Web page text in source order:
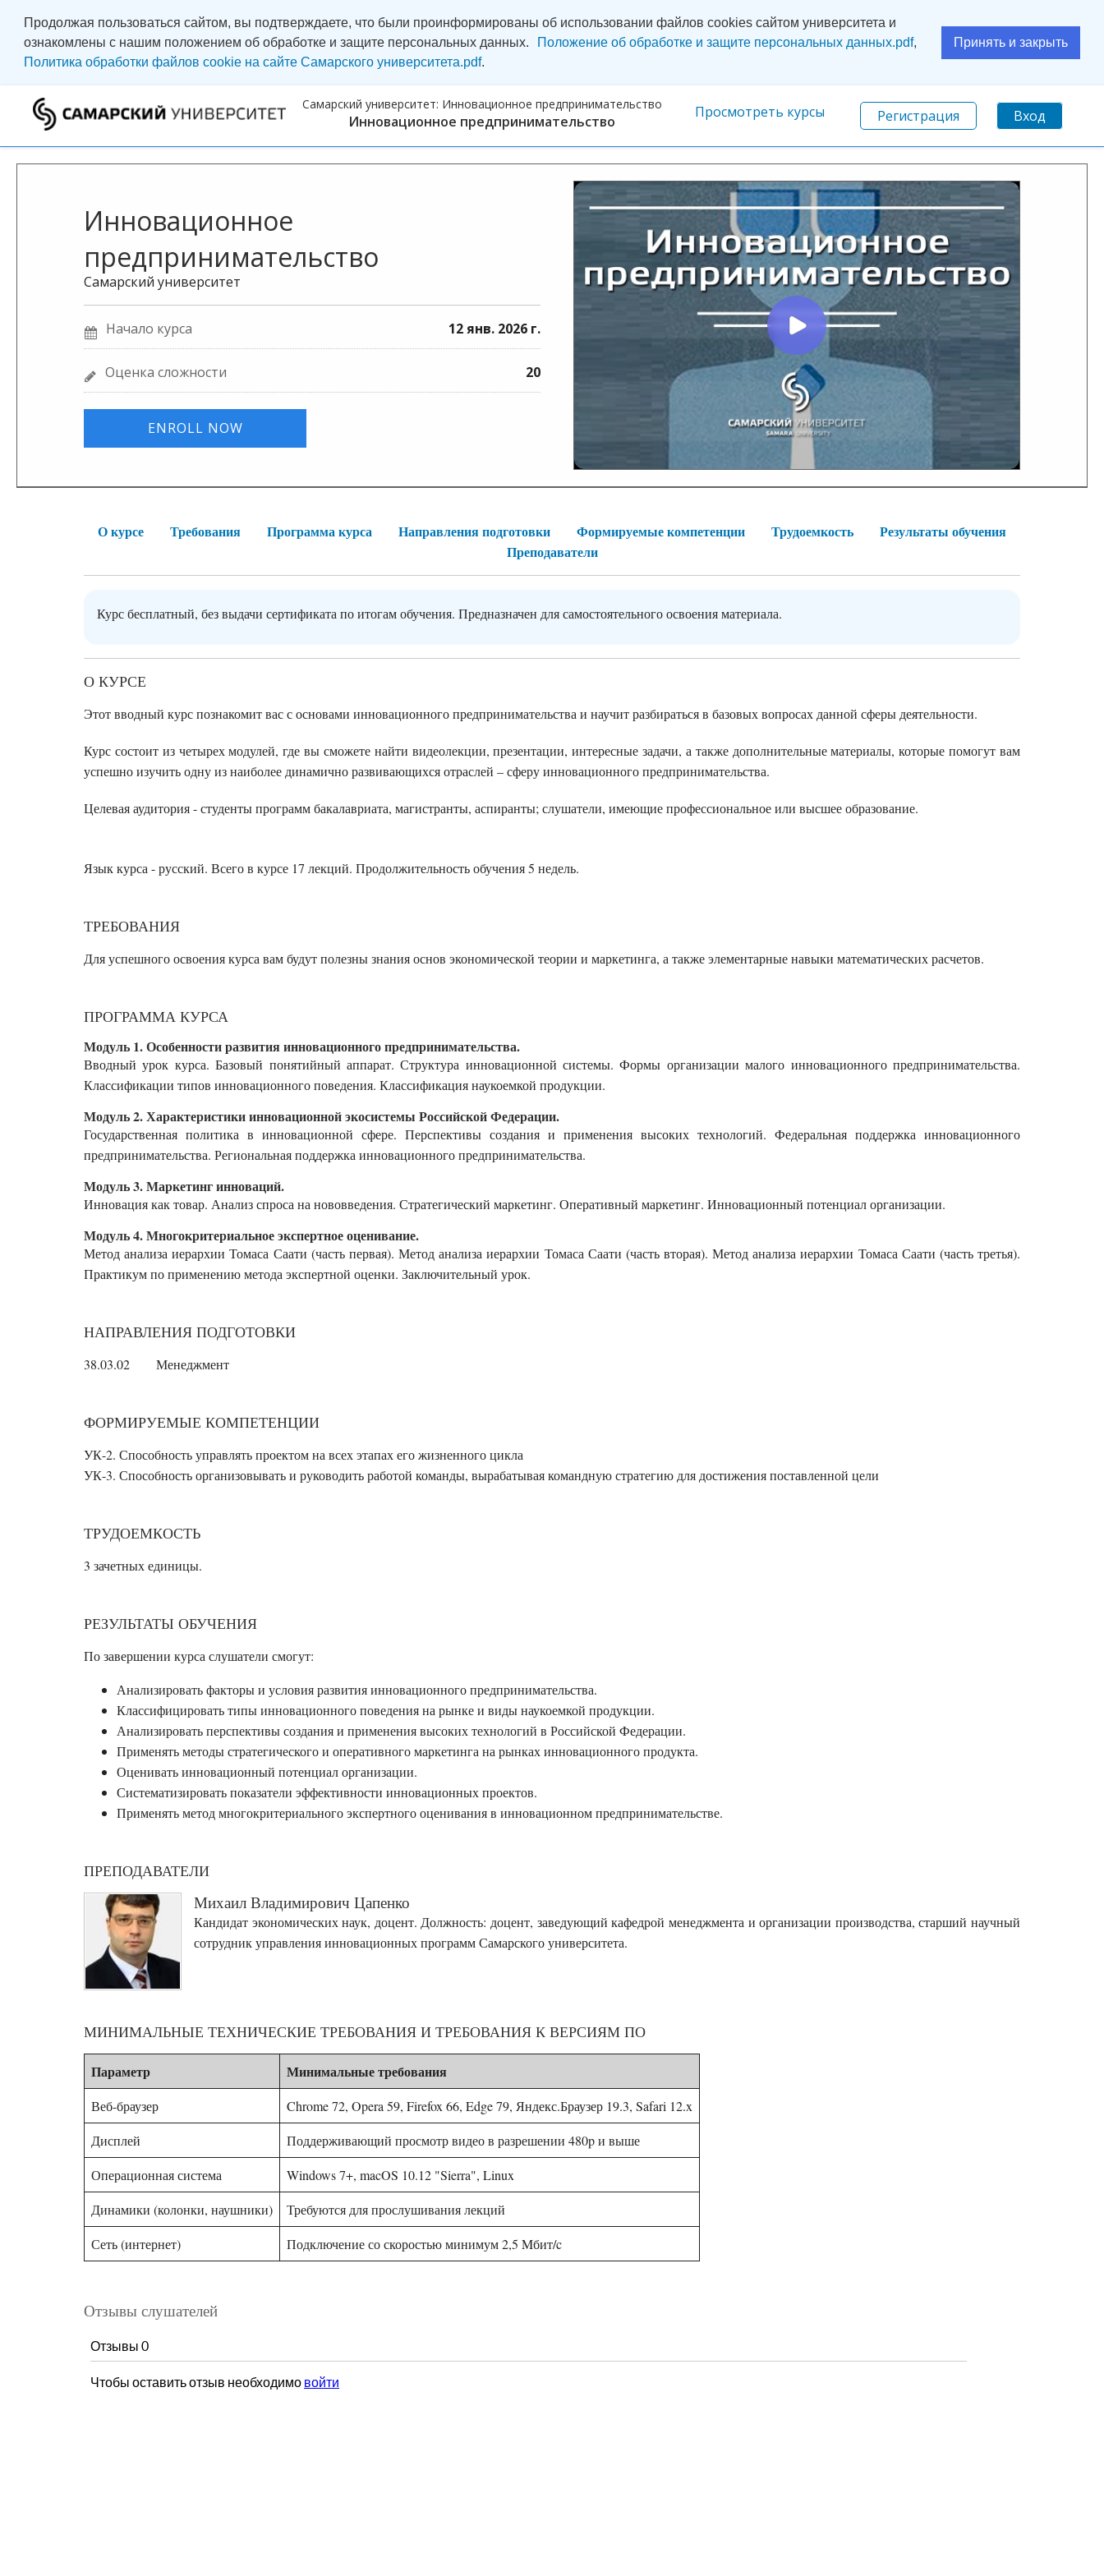
Продолжая пользоваться сайтом, вы подтверждаете, что были проинформированы об использовании файлов cookies сайтом университета и
ознакомлены с нашим положением об обработке и защите персональных данных.
Положение об обработке и защите персональных данных.pdf,
Политика обработки файлов cookie на сайте Самарского университета.pdf.
Принять и закрыть
Самарский университет: Инновационное предпринимательство
Инновационное предпринимательство
Просмотреть курсы Регистрация Вход
Инновационное
предпринимательство
Самарский университет
Начало курса 12 янв. 2026 г.
Оценка сложности 20
ENROLL NOW
О курсе Требования Программа курса Направления подготовки Формируемые компетенции Трудоемкость
Результаты обучения
Преподаватели
Курс бесплатный, без выдачи сертификата по итогам обучения. Предназначен для самостоятельного освоения материала.
О КУРСЕ
Этот вводный курс познакомит вас с основами инновационного предпринимательства и научит разбираться в базовых вопросах данной сферы деятельности.
Курс состоит из четырех модулей, где вы сможете найти видеолекции, презентации, интересные задачи, а также дополнительные материалы, которые помогут вам
успешно изучить одну из наиболее динамично развивающихся отраслей – сферу инновационного предпринимательства.
Целевая аудитория - студенты программ бакалавриата, магистранты, аспиранты; слушатели, имеющие профессиональное или высшее образование.
Язык курса - русский. Всего в курсе 17 лекций. Продолжительность обучения5 недель.
ТРЕБОВАНИЯ
Для успешного освоения курса вам будут полезны знания основ экономической теории и маркетинга, а также элементарные навыки математических расчетов.
ПРОГРАММА КУРСА
Модуль 1. Особенности развития инновационного предпринимательства.
Вводный урок курса. Базовый понятийный аппарат. Структура инновационной системы. Формы организации малого инновационного предпринимательства.
Классификации типов инновационного поведения. Классификация наукоемкой продукции.
Модуль 2. Характеристики инновационной экосистемы Российской Федерации.
Государственная политика в инновационной сфере. Перспективы создания и применения высоких технологий. Федеральная поддержка инновационного
предпринимательства. Региональная поддержка инновационного предпринимательства.
Модуль 3. Маркетинг инноваций.
Инновация как товар. Анализ спроса на нововведения. Стратегический маркетинг. Оперативный маркетинг. Инновационный потенциал организации.
Модуль 4. Многокритериальное экспертное оценивание.
Метод анализа иерархии Томаса Саати (часть первая). Метод анализа иерархии Томаса Саати (часть вторая). Метод анализа иерархии Томаса Саати (часть третья).
Практикум по применению метода экспертной оценки. Заключительный урок.
НАПРАВЛЕНИЯ ПОДГОТОВКИ
38.03.02 Менеджмент
ФОРМИРУЕМЫЕ КОМПЕТЕНЦИИ
УК-2. Способность управлять проектом на всех этапах его жизненного цикла
УК-3. Способность организовывать и руководить работой команды, вырабатывая командную стратегию для достижения поставленной цели
ТРУДОЕМКОСТЬ
3 зачетных единицы.
РЕЗУЛЬТАТЫ ОБУЧЕНИЯ
По завершении курса слушатели смогут:
Анализировать факторы и условия развития инновационного предпринимательства.
Классифицировать типы инновационного поведения на рынке и виды наукоемкой продукции.
Анализировать перспективы создания и применения высоких технологий в Российской Федерации.
Применять методы стратегического и оперативного маркетинга на рынках инновационного продукта.
Оценивать инновационный потенциал организации.
Систематизировать показатели эффективности инновационных проектов.
Применять метод многокритериального экспертного оценивания в инновационном предпринимательстве.
ПРЕПОДАВАТЕЛИ
Михаил Владимирович Цапенко
Кандидат экономических наук, доцент. Должность: доцент, заведующий кафедрой менеджмента и организации производства, старший научный
сотрудник управления инновационных программ Самарского университета.
МИНИМАЛЬНЫЕ ТЕХНИЧЕСКИЕ ТРЕБОВАНИЯ И ТРЕБОВАНИЯ К ВЕРСИЯМ ПО
Параметр Минимальные требования
Веб-браузер
Chrome 72, Opera 59, Firefox 66, Edge 79, Яндекс.Браузер 19.3, Safari 12.x
Дисплей
Поддерживающий просмотр видео в разрешении 480p и выше
Операционная система
Windows 7+, macOS 10.12 "Sierra", Linux
Динамики (колонки, наушники)
Требуются для прослушивания лекций
Сеть (интернет)
Подключение со скоростью минимум 2,5 Mбит/c
Отзывы слушателей